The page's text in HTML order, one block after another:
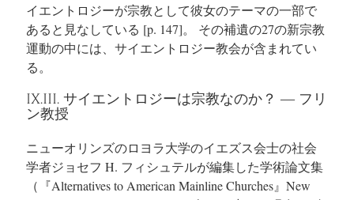
イエントロジーが宗教として彼女のテーマの一部で
あると見なしている [p. 147]。
その補遺の27の新宗教
運動の中には、サイエントロジー教会が含まれてい
る。
IX.III. サイエントロジーは宗教なのか？ ― フリ
ン教授
ニューオリンズのロヨラ大学のイエズス会士の社会
学者ジョセフ H. フィシュテルが編集した学術論文集
（『Alternatives to American Mainline Churches』 New